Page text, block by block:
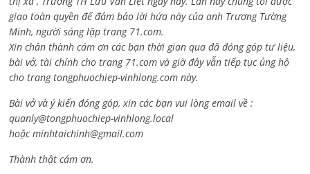
giao toàn quyền để đảm bảo lời hứa này của anh Trương Tường
Minh, người sáng lập trang 71.com.
Xin chân thành cám ơn các bạn thời gian qua đã đóng góp tư liệu,
bài vở, tài chính cho trang 71.com và giờ đây vẫn tiếp tục ủng hộ
cho trang tongphuochiep-vinhlong.com này.
Bài vở và ý kiến đóng góp, xin các bạn vui lòng email về :
quanly@tongphuochiep-vinhlong.local
hoặcminhtaichinh@gmail.com
Thành thật cám ơn.